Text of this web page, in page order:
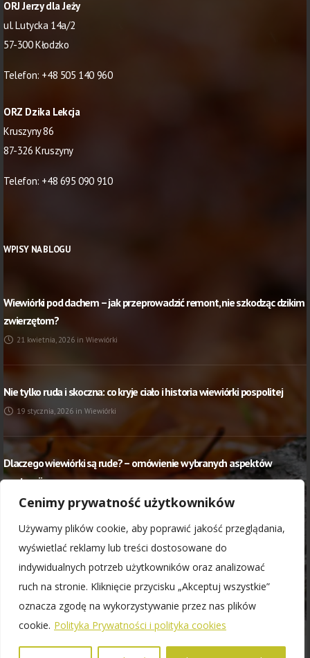
Cenimy prywatność użytkowników
Używamy plików cookie, aby poprawić jakość przeglądania,
wyświetlać reklamy lub treści dostosowane do
indywidualnych potrzeb użytkowników oraz analizować
ruch na stronie. Kliknięcie przycisku „Akceptuj wszystkie”
oznacza zgodę na wykorzystywanie przez nas plików
cookie. Polityka Prywatności i polityka cookies
ORJ Jerzy dla Jeży
ul. Lutycka 14a/2
57-300 Kłodzko
Telefon: +48 505 140 960
ORZ Dzika Lekcja
Kruszyny 86
87-326 Kruszyny
Telefon: +48 695 090 910
WPISY NA BLOGU
Wiewiórki pod dachem – jak przeprowadzić remont, nie szkodząc dzikim
zwierzętom?
21 kwietnia, 2026 in Wiewiórki
Nie tylko ruda i skoczna: co kryje ciało i historia wiewiórki pospolitej
19 stycznia, 2026 in Wiewiórki
Dlaczego wiewiórki są rude? – omówienie wybranych aspektów
anatomii
20 stycznia, 2025 in Wiewiórki
Polityka Prywatności i polityka cookies
Regulamin darowizn